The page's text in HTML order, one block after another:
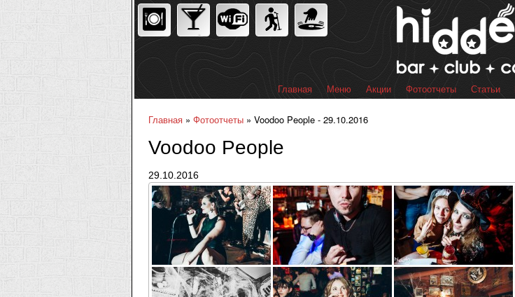
Перейти к
основному
содержанию
Главное меню
Главная Меню Акции Фотоотчеты Статьи
Главная » Фотоотчеты » Voodoo People - 29.10.2016
Voodoo People
29.10.2016